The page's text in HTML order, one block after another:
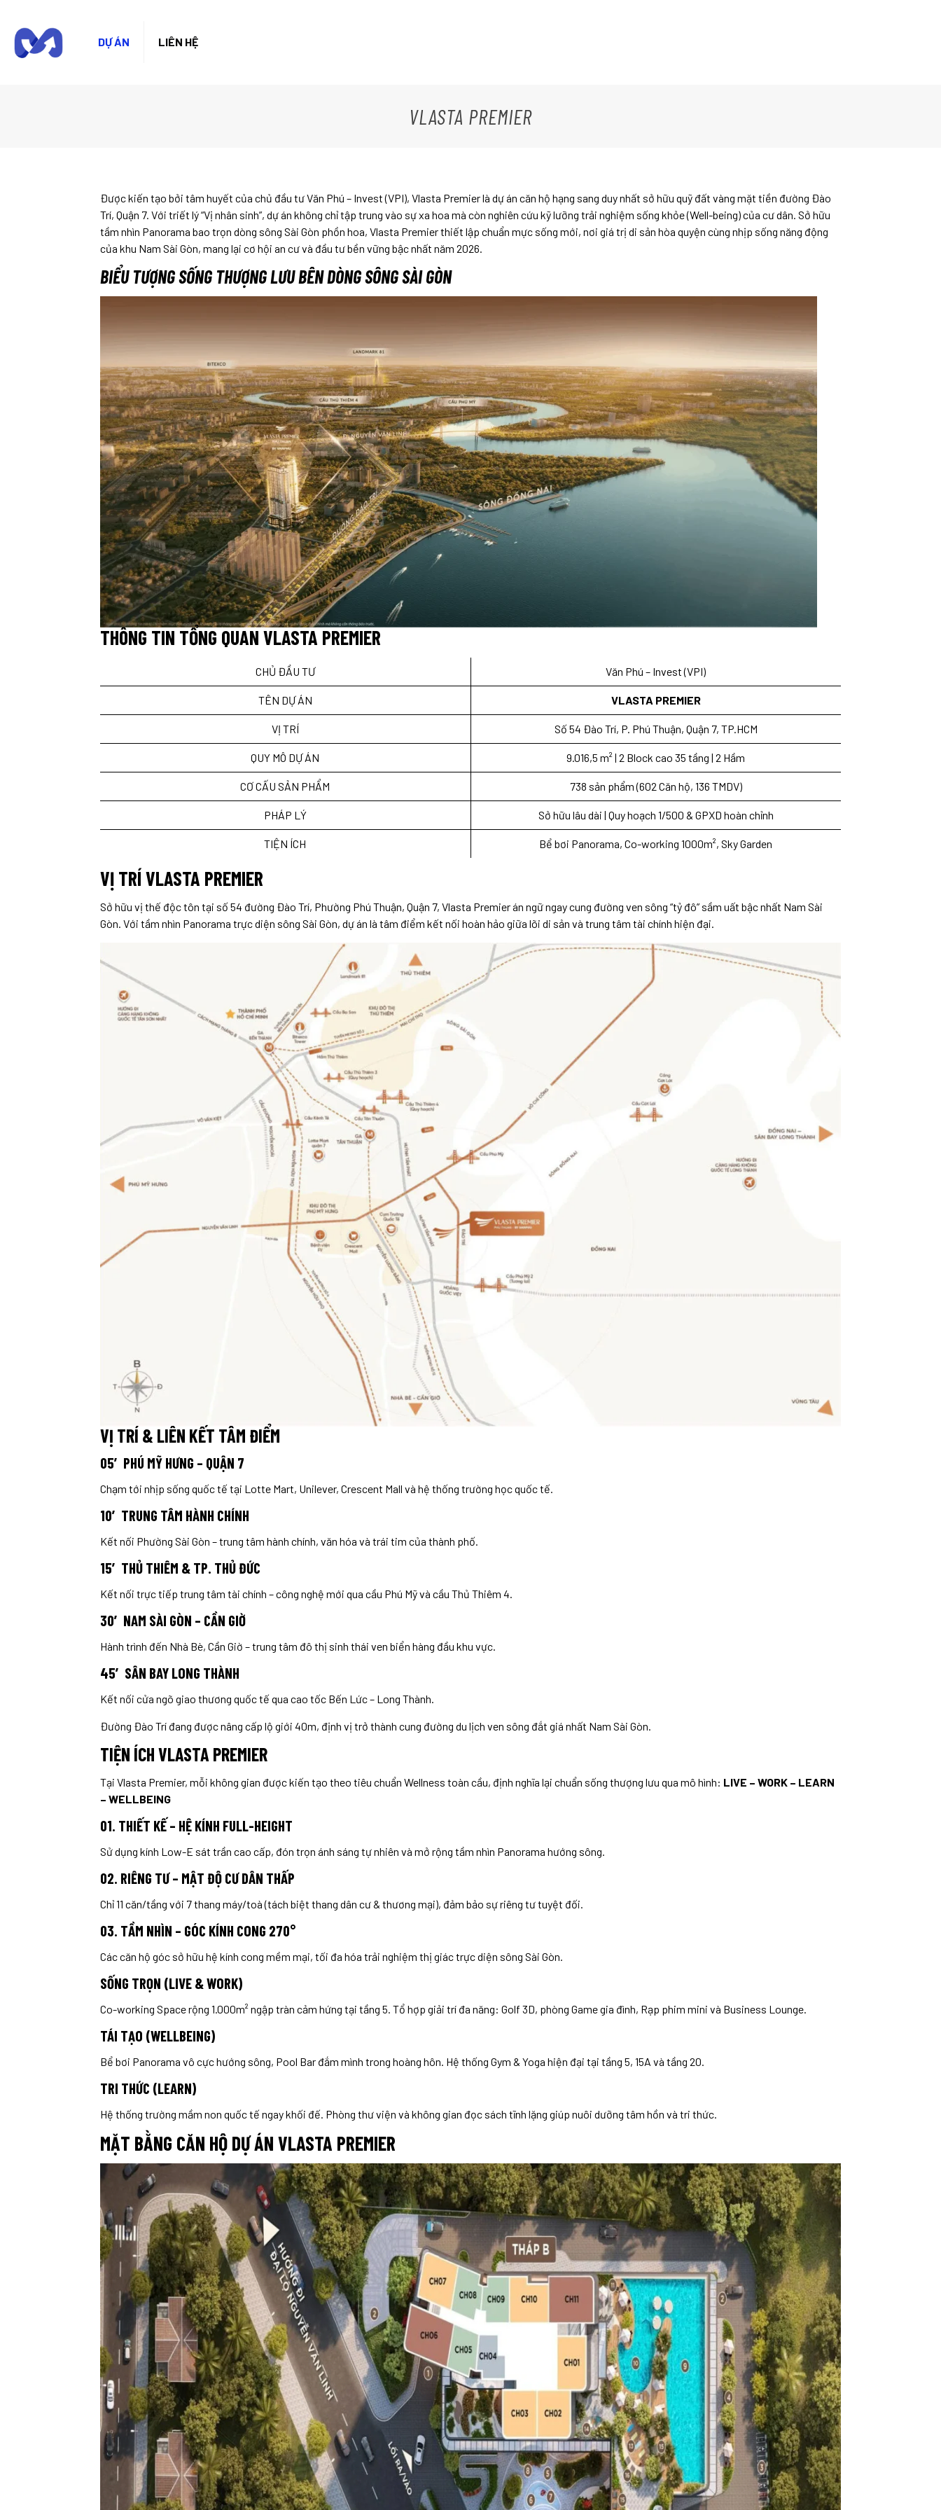
DỰ ÁN LIÊN HỆ
VLASTA PREMIER
Được kiến tạo bởi tâm huyết của chủ đầu tư Văn Phú – Invest (VPI), Vlasta Premier là dự án căn hộ hạng sang duy nhất sở hữu quỹ đất vàng mặt tiền đường Đào
Trí, Quận 7. Với triết lý “Vị nhân sinh”, dự án không chỉ tập trung vào sự xa hoa mà còn nghiên cứu kỹ lưỡng trải nghiệm sống khỏe (Well-being) của cư dân. Sở hữu
tầm nhìn Panorama bao trọn dòng sông Sài Gòn phồn hoa, Vlasta Premier thiết lập chuẩn mực sống mới, nơi giá trị di sản hòa quyện cùng nhịp sống năng động
của khu Nam Sài Gòn, mang lại cơ hội an cư và đầu tư bền vững bậc nhất năm 2026.
BIỂU TƯỢNG SỐNG THƯỢNG LƯU BÊN DÒNG SÔNG SÀI GÒN
THÔNG TIN TỔNG QUAN VLASTA PREMIER
CHỦ ĐẦU TƯ Văn Phú – Invest (VPI)
TÊN DỰ ÁN VLASTA PREMIER
VỊ TRÍ Số 54 Đào Trí, P. Phú Thuận, Quận 7, TP.HCM
QUY MÔ DỰ ÁN 9.016,5 m² | 2 Block cao 35 tầng | 2 Hầm
CƠ CẤU SẢN PHẨM 738 sản phẩm (602 Căn hộ, 136 TMDV)
PHÁP LÝ Sở hữu lâu dài | Quy hoạch 1/500 & GPXD hoàn chỉnh
TIỆN ÍCH Bể bơi Panorama, Co-working 1000m², Sky Garden
VỊ TRÍ VLASTA PREMIER
Sở hữu vị thế độc tôn tại số 54 đường Đào Trí, Phường Phú Thuận, Quận 7, Vlasta Premier án ngữ ngay cung đường ven sông “tỷ đô” sầm uất bậc nhất Nam Sài
Gòn. Với tầm nhìn Panorama trực diện sông Sài Gòn, dự án là tâm điểm kết nối hoàn hảo giữa lõi di sản và trung tâm tài chính hiện đại.
VỊ TRÍ & LIÊN KẾT TÂM ĐIỂM
05′ PHÚ MỸ HƯNG – QUẬN 7
Chạm tới nhịp sống quốc tế tại Lotte Mart, Unilever, Crescent Mall và hệ thống trường học quốc tế.
10′ TRUNG TÂM HÀNH CHÍNH
Kết nối Phường Sài Gòn – trung tâm hành chính, văn hóa và trái tim của thành phố.
15′ THỦ THIÊM & TP. THỦ ĐỨC
Kết nối trực tiếp trung tâm tài chính – công nghệ mới qua cầu Phú Mỹ và cầu Thủ Thiêm 4.
30′ NAM SÀI GÒN – CẦN GIỜ
Hành trình đến Nhà Bè, Cần Giờ – trung tâm đô thị sinh thái ven biển hàng đầu khu vực.
45′ SÂN BAY LONG THÀNH
Kết nối cửa ngõ giao thương quốc tế qua cao tốc Bến Lức – Long Thành.
Đường Đào Trí đang được nâng cấp lộ giới 40m, định vị trở thành cung đường du lịch ven sông đắt giá nhất Nam Sài Gòn.
TIỆN ÍCH VLASTA PREMIER
Tại Vlasta Premier, mỗi không gian được kiến tạo theo tiêu chuẩn Wellness toàn cầu, định nghĩa lại chuẩn sống thượng lưu qua mô hình: LIVE – WORK – LEARN
– WELLBEING
01. THIẾT KẾ – HỆ KÍNH FULL-HEIGHT
Sử dụng kính Low-E sát trần cao cấp, đón trọn ánh sáng tự nhiên và mở rộng tầm nhìn Panorama hướng sông.
02. RIÊNG TƯ – MẬT ĐỘ CƯ DÂN THẤP
Chỉ 11 căn/tầng với 7 thang máy/toà (tách biệt thang dân cư & thương mại), đảm bảo sự riêng tư tuyệt đối.
03. TẦM NHÌN – GÓC KÍNH CONG 270°
Các căn hộ góc sở hữu hệ kính cong mềm mại, tối đa hóa trải nghiệm thị giác trực diện sông Sài Gòn.
SỐNG TRỌN (LIVE & WORK)
Co-working Space rộng 1.000m² ngập tràn cảm hứng tại tầng 5. Tổ hợp giải trí đa năng: Golf 3D, phòng Game gia đình, Rạp phim mini và Business Lounge.
TÁI TẠO (WELLBEING)
Bể bơi Panorama vô cực hướng sông, Pool Bar đắm mình trong hoàng hôn. Hệ thống Gym & Yoga hiện đại tại tầng 5, 15A và tầng 20.
TRI THỨC (LEARN)
Hệ thống trường mầm non quốc tế ngay khối đế. Phòng thư viện và không gian đọc sách tĩnh lặng giúp nuôi dưỡng tâm hồn và tri thức.
MẶT BẰNG CĂN HỘ DỰ ÁN VLASTA PREMIER